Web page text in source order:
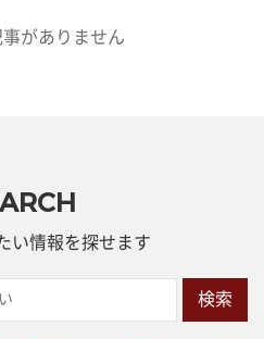
がありません
い情報を探せます
検索